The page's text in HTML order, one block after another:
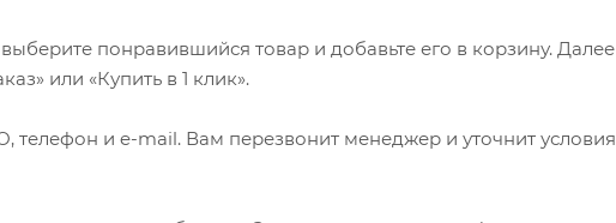
понравившийся товар и добавьте его в корзину. Далее
или «Купить в 1 клик».
и e-mail. Вам перезвонит менеджер и уточнит условия